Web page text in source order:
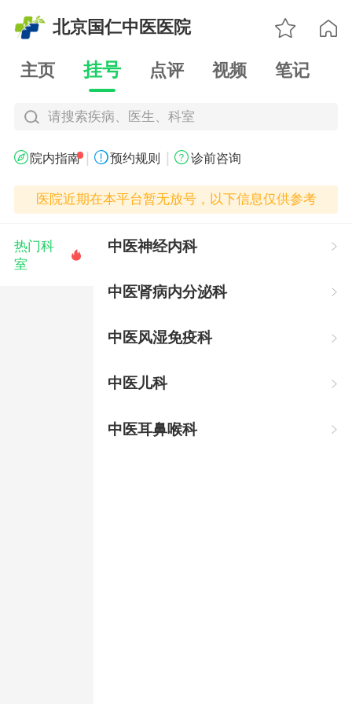
北京国仁中医医院  
主页 挂号 点评 视频 笔记
请搜索疾病、医生、科室
 院内指南 预约规则 诊前咨询
医院近期在本平台暂无放号，以下信息仅供参考
热门科
室

中医神经内科 
中医肾病内分泌科 
中医风湿免疫科 
中医儿科 
中医耳鼻喉科 